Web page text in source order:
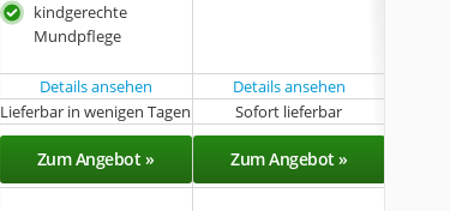
kindgerechte
Mundpflege
Details ansehen Details ansehen
Lieferbar in wenigen Tagen Sofort lieferbar
Zum Angebot » Zum Angebot »